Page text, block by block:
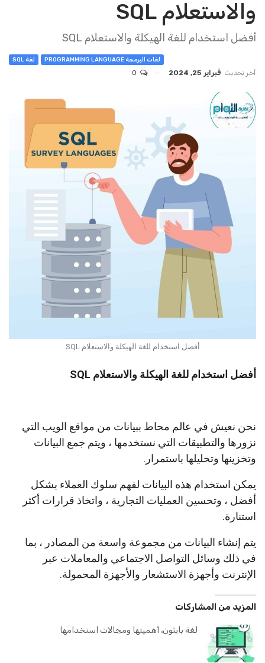
والاستعلام SQL
أفضل استخدام للغة الهيكلة والاستعلام SQL
لغات البرمجة PROGRAMMING LANGUAGE لغة SQL
آخر تحديث فبراير 25, 2024
أفضل استخدام للغة الهيكلة والاستعلام SQL
أفضل استخدام للغة الهيكلة والاستعلام SQL
نحن نعيش في عالم محاط ببيانات من مواقع الويب التي
نزورها والتطبيقات التي نستخدمها ، ويتم جمع البيانات
وتخزينها وتحليلها باستمرار.
يمكن استخدام هذه البيانات لفهم سلوك العملاء بشكل
أفضل ، وتحسين العمليات التجارية ، واتخاذ قرارات أكثر
استنارة.
يتم إنشاء البيانات من مجموعة واسعة من المصادر ، بما
في ذلك وسائل التواصل الاجتماعي والمعاملات عبر
الإنترنت وأجهزة الاستشعار والأجهزة المحمولة.
المزيد من المشاركات
لغة بايثون، أهميتها ومجالات استخدامها